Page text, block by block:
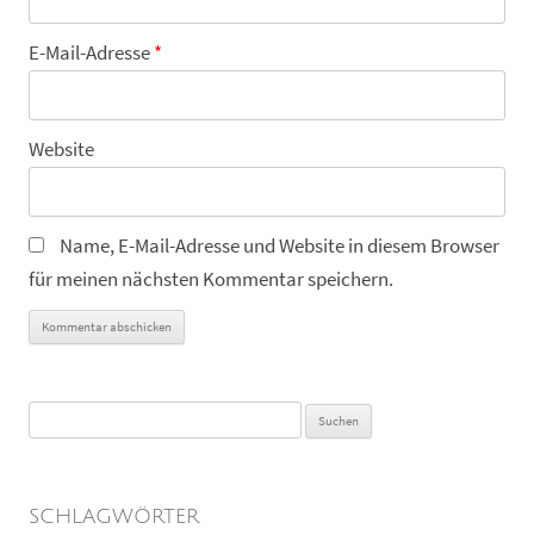
E-Mail-Adresse*
Website
Name, E-Mail-Adresse und Website in diesem Browser
für meinen nächsten Kommentar speichern.
nach:
SCHLAGWÖRTER